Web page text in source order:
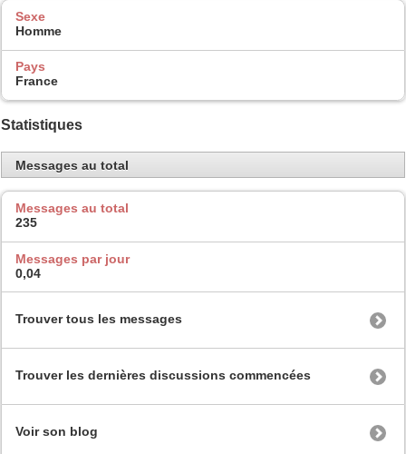
Sexe
Homme
Pays
France
Statistiques
Messages au total
Messages au total
235
Messages par jour
0,04
Trouver tous les messages
Trouver les dernières discussions commencées
Voir son blog